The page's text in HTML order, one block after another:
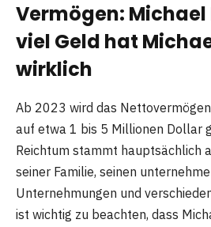
Vermögen: Michael
viel Geld hat
wirklich
Ab 2023 wird das
auf etwa 1 bis 5 Millionen Dollar
Reichtum stammt hauptsächlich
seiner Familie, seinen
Unternehmungen und
ist wichtig zu beachten, dass